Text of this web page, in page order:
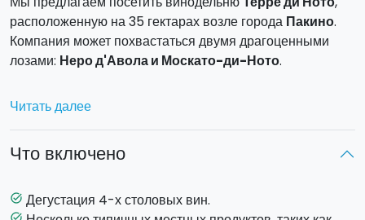
расположенную на 35 гектарах возле города Пакино.
Компания может похвастаться двумя драгоценными
лозами: Неро д'Авола и Москато-ди-Ното.
Дегустациявключает в себя прогулку с гидом по
виноградникам, посещение винодельни с
дегустацию 3 вин, сопровождаемых местными
помидоры и многое другое.
Читать далее
Что включено
task_alt Дегустация 4-х столовых вин.
task_alt